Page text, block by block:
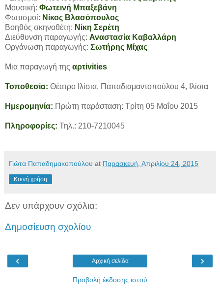
Μουσική: Φωτεινή Μπαξεβάνη
Φωτισμοί: Νίκος Βλασόπουλος
Βοηθός σκηνοθέτη: Νίκη Σερέτη
Διεύθυνση παραγωγής: Αναστασία Καβαλλάρη
Οργάνωση παραγωγής: Σωτήρης Μίχας
Μια παραγωγή της αρτivities
Τοποθεσία: Θέατρο Ιλίσια, Παπαδιαμαντοπούλου 4, Ιλίσια
Ημερομηνία: Πρώτη παράσταση: Τρίτη 05 Μαΐου 2015
Πληροφορίες: Τηλ.: 210-7210045
Γιώτα Παπαδημακοπούλου at Παρασκευή, Απριλίου 24, 2015
Κοινή χρήση
Δεν υπάρχουν σχόλια:
Δημοσίευση σχολίου
‹ ›
Αρχική σελίδα
Προβολή έκδοσης ιστού